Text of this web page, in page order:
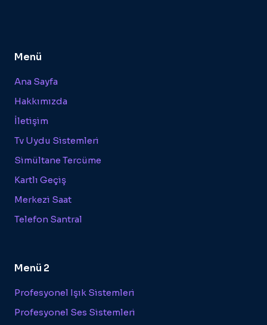
Menü
Ana Sayfa
Hakkımızda
İletişim
Tv Uydu Sistemleri
Simültane Tercüme
Kartlı Geçiş
Merkezi Saat
Telefon Santral
Menü 2
Profesyonel Işık Sistemleri
Profesyonel Ses Sistemleri